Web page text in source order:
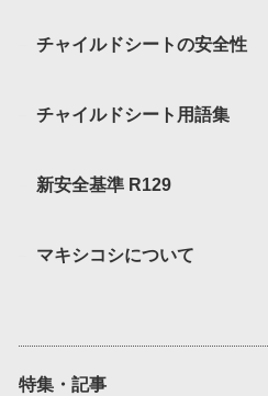
チャイルドシートの安全性
チャイルドシート用語集
新安全基準 R129
マキシコシについて
特集・記事